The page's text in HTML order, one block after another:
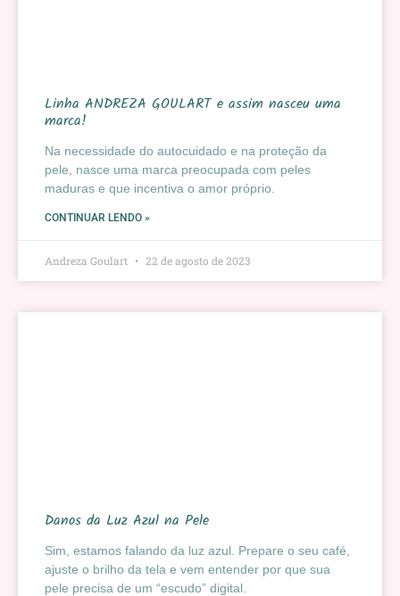
Linha ANDREZA GOULART e assim nasceu uma
marca!
Na necessidade do autocuidado e na proteção da
pele, nasce uma marca preocupada com peles
maduras e que incentiva o amor próprio.
CONTINUAR LENDO »
Andreza Goulart 22 de agosto de 2023
Danos da Luz Azul na Pele
Sim, estamos falando da luz azul. Prepare o seu café,
ajuste o brilho da tela e vem entender por que sua
pele precisa de um “escudo” digital.